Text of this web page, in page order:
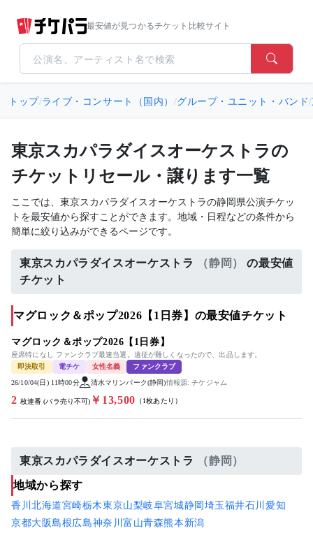
最安値が見つかるチケット比較サイト
トップ/ライブ・コンサート（国内） /グループ・ユニット・バンド/
東京スカパラダイスオーケストラの
チケットリセール・譲ります一覧
ここでは、東京スカパラダイスオーケストラの静岡県公演チケッ
トを最安値から探すことができます。地域・日程などの条件から
簡単に絞り込みができるページです。
東京スカパラダイスオーケストラ （静岡）
の最安値
チケット
マグロック＆ポップ2026【1日券】の最安値チケット
マグロック＆ポップ2026【1日券】
座席特になし ファンクラブ最速当選。遠征が難しくなったので、出品します。
即決取引
電チケ 女性名義 ファンクラブ
26/10/04(日) 11時00分 清水マリンパーク(静岡)情報源: チケジャム
2 枚連番 (バラ売り不可) ￥13,500 （1枚あたり）
東京スカパラダイスオーケストラ （静岡）
地域から探す
香川北海道宮崎栃木東京山梨岐阜宮城静岡埼玉福井石川愛知
京都大阪島根広島神奈川富山青森熊本新潟